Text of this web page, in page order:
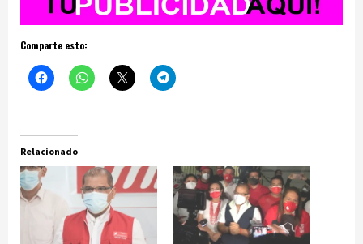
Comparte esto:
Relacionado